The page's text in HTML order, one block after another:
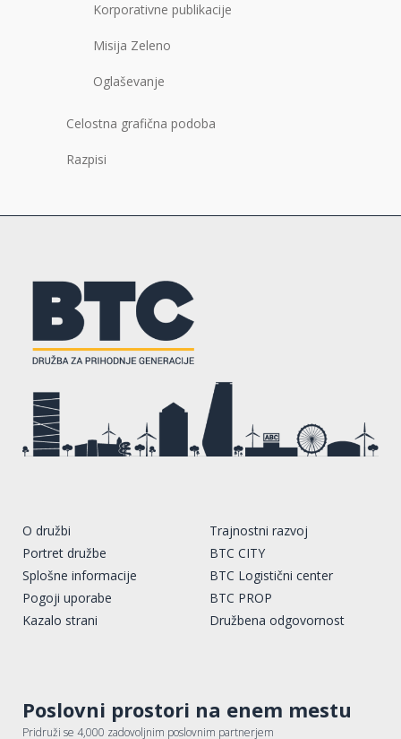
Korporativne publikacije
Misija Zeleno
Oglaševanje
Celostna grafična podoba
Razpisi
O družbi
Portret družbe
Splošne informacije
Pogoji uporabe
Kazalo strani
Trajnostni razvoj
BTC CITY
BTC Logistični center
BTC PROP
Družbena odgovornost
Poslovni prostori na enem mestu
Pridruži se 4,000 zadovoljnim poslovnim partnerjem